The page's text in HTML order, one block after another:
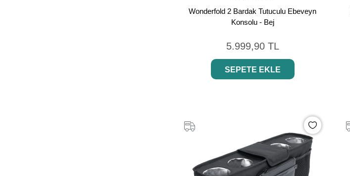
Wonderfold 2 Bardak Tutuculu Ebeveyn
Konsolu - Bej
5.999,90 TL
SEPETE EKLE